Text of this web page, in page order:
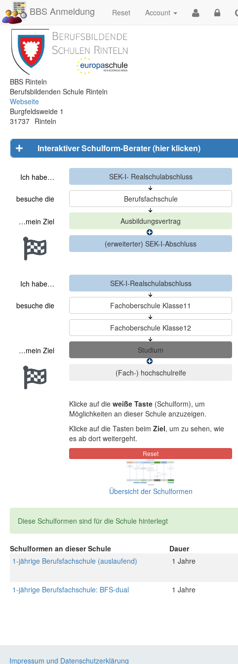
BBS Anmeldung Reset Account
BBS Rinteln
Berufsbildenden Schule Rinteln
Webseite
Burgfeldsweide 1
31737 Rinteln
Interaktiver Schulform-Berater (hier klicken)
Ich habe…
besuche die
…mein Ziel
Ich habe…
besuche die
…mein Ziel
Klicke auf die weiße Taste (Schulform), um
Möglichkeiten an dieser Schule anzuzeigen.
Klicke auf die Tasten beim Ziel, um zu sehen, wie
es ab dort weitergeht.
Übersicht der Schulformen
Diese Schulformen sind für die Schule hinterlegt
Schulformen an dieser Schule Dauer
1-jährige Berufsfachschule (auslaufend)
1 Jahre
1-jährige Berufsfachschule: BFS-dual 1 Jahre
Impressum und Datenschutzerklärung